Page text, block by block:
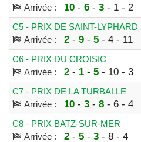
Arrivée :
10- 6- 3- 1 - 2
C5 - PRIX DE SAINT-LYPHARD
Arrivée :
2- 9- 5- 4 - 11
C6 - PRIX DU CROISIC
Arrivée :
2- 1 - 5- 10 - 3
C7 - PRIX DE LA TURBALLE
Arrivée :
10- 3- 8- 6 - 4
C8 - PRIX BATZ-SUR-MER
Arrivée :
2- 5- 3- 8 - 4